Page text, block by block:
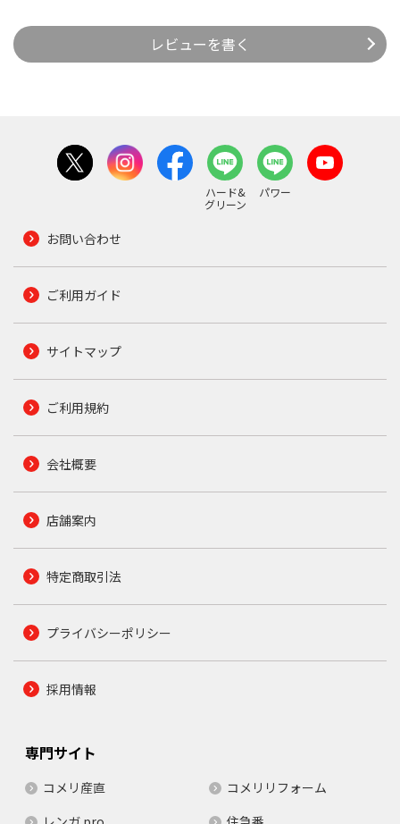
レビューを書く
ハード&
グリーン
パワー
お問い合わせ
ご利用ガイド
サイトマップ
ご利用規約
会社概要
店舗案内
特定商取引法
プライバシーポリシー
採用情報
専門サイト
コメリ産直
コメリリフォーム